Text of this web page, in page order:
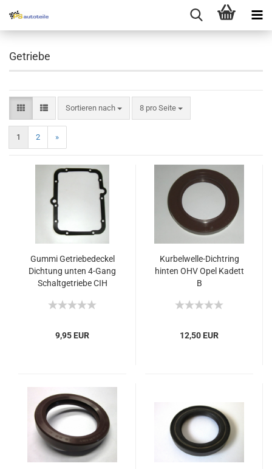
Getriebe
Sortieren nach 8 pro Seite
1 2 »
Gummi Getriebedeckel
Dichtung unten 4-Gang
Schaltgetriebe CIH
9,95 EUR
Kurbelwelle-Dichtring
hinten OHV Opel Kadett
B
12,50 EUR